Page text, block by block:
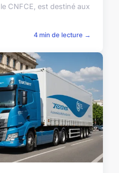
CNFCE, est destiné aux
4 min de lecture →